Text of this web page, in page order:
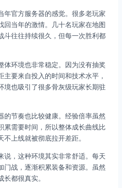
年官方服务器的感觉。很多老玩家
回当年的激情。几十名玩家在地图
斗往往持续很久，但每一次胜利都
体环境也非常稳定。因为没有抽奖
要来自投入的时间和技术水平，
境也吸引了很多骨灰级玩家长期驻
的节奏也比较健康。经验倍率虽然
累需要时间，所以整体成长曲线比
上线就被彻底拉开差距。
说，这种环境其实非常舒适。每天
门战，逐渐积累装备和资源。虽然
都很真实。